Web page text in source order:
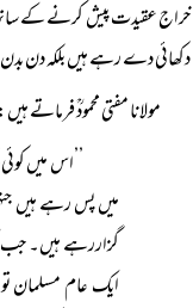
خراج عقیدت پیش کرنے کے
دکھائی دے رہے ہیں بلکہ دن
مولانا مفتی محمودؒ فرماتے ہیں:
میں پس رہے ہیں
گزاررہے ہیں۔ جب
ایک عام مسلمان